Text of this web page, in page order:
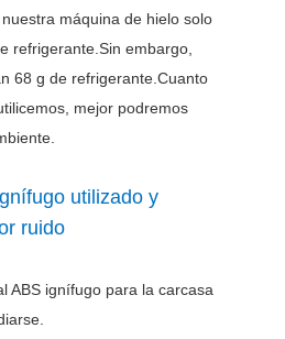
máquina de hielo solo
refrigerante.Sin embargo,
68 g de refrigerante.Cuanto
mejor podremos
utilizado y
ruido
ABS ignífugo para la carcasa